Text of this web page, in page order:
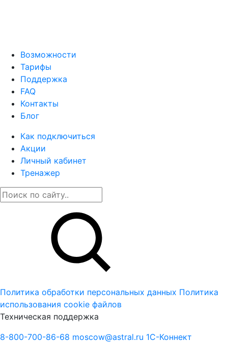
Возможности
Тарифы
Поддержка
FAQ
Контакты
Блог
Как подключиться
Акции
Личный кабинет
Тренажер
Политика обработки персональных данных Политика
использования cookie файлов
Техническая поддержка
8-800-700-86-68 moscow@astral.ru 1С-Коннект